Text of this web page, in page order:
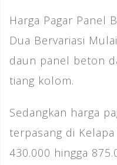
Harga Pagar Panel
Dua Bervariasi
daun panel beton
tiang kolom.
Sedangkan harga
terpasang di
430.000 hingga